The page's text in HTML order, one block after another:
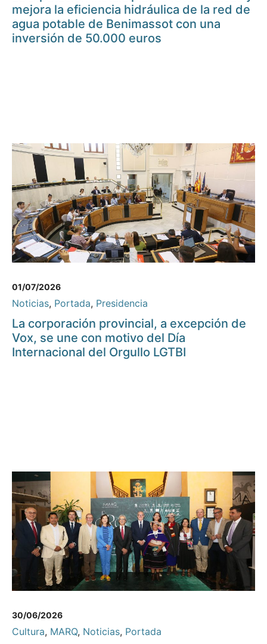
mejora la eficiencia hidráulica de la red de
agua potable de Benimassot con una
inversión de 50.000 euros
01/07/2026
Noticias, Portada, Presidencia
La corporación provincial, a excepción de
Vox, se une con motivo del Día
Internacional del Orgullo LGTBI
30/06/2026
Cultura, MARQ, Noticias, Portada